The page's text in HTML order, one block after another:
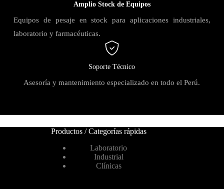
Amplio Stock de Equipos
Equipos de pesaje en stock para aplicaciones industriales,
laboratorio y farmacéuticas.
Soporte Técnico
Asesoría y mantenimiento especializado en todo el Perú.
Productos / Categorías rápidas
Laboratorio
Industrial
Clínicas